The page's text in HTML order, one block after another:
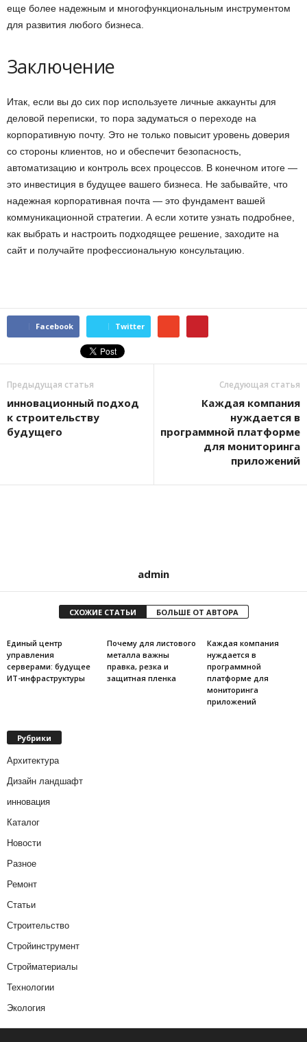
еще более надежным и многофункциональным инструментом
для развития любого бизнеса.
Заключение
Итак, если вы до сих пор используете личные аккаунты для
деловой переписки, то пора задуматься о переходе на
корпоративную почту. Это не только повысит уровень доверия
со стороны клиентов, но и обеспечит безопасность,
автоматизацию и контроль всех процессов. В конечном итоге —
это инвестиция в будущее вашего бизнеса. Не забывайте, что
надежная корпоративная почта — это фундамент вашей
коммуникационной стратегии. А если хотите узнать подробнее,
как выбрать и настроить подходящее решение, заходите на
сайт и получайте профессиональную консультацию.
Facebook Twitter
Предыдущая статья
инновационный подход
к строительству
будущего
Следующая статья
Каждая компания
нуждается в
программной платформе
для мониторинга
приложений
admin
СХОЖИЕ СТАТЬИ БОЛЬШЕ ОТ АВТОРА
Единый центр
управления
серверами: будущее
ИТ-инфраструктуры
Почему для листового
металла важны
правка, резка и
защитная пленка
Каждая компания
нуждается в
программной
платформе для
мониторинга
приложений
Рубрики
Архитектура
Дизайн ландшафт
инновация
Каталог
Новости
Разное
Ремонт
Статьи
Строительство
Стройинструмент
Стройматериалы
Технологии
Экология